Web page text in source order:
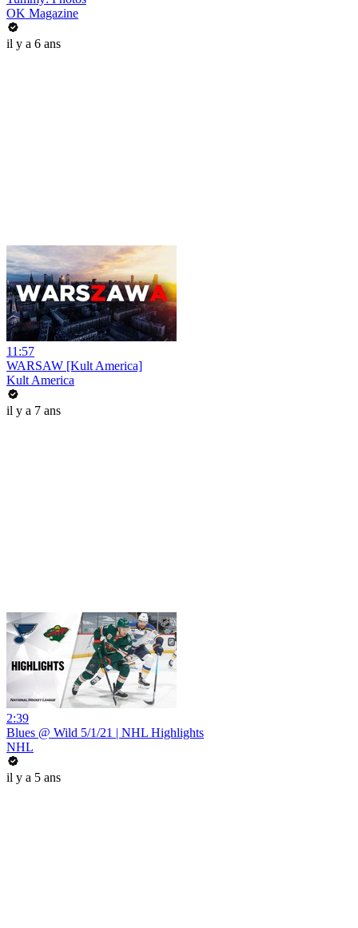
OK Magazine
il y a 6 ans
11:57
WARSAW [Kult America]
Kult America
il y a 7 ans
2:39
Blues @ Wild 5/1/21 | NHL Highlights
NHL
il y a 5 ans